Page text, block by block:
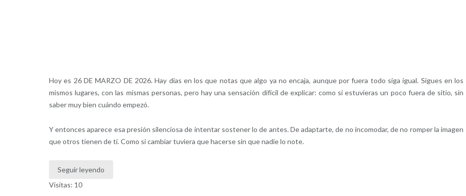
Hoy es 26 DE MARZO DE 2026. Hay días en los que notas que algo ya no encaja, aunque por fuera todo siga igual. Sigues en los
mismos lugares, con las mismas personas, pero hay una sensación difícil de explicar: como si estuvieras un poco fuera de sitio, sin
saber muy bien cuándo empezó.
Y entonces aparece esa presión silenciosa de intentar sostener lo de antes. De adaptarte, de no incomodar, de no romper la imagen
que otros tienen de ti. Como si cambiar tuviera que hacerse sin que nadie lo note.
Seguir leyendo
Visitas: 10